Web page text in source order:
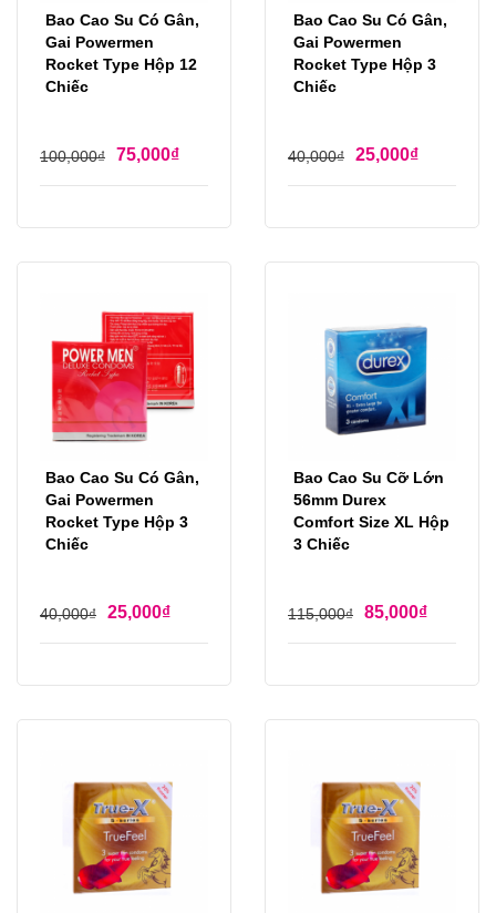
Bao Cao Su Có Gân,
Gai Powermen
Rocket Type Hộp 12
Chiếc
100,000₫ 75,000₫
Bao Cao Su Có Gân,
Gai Powermen
Rocket Type Hộp 3
Chiếc
40,000₫ 25,000₫
Bao Cao Su Có Gân,
Gai Powermen
Rocket Type Hộp 3
Chiếc
40,000₫ 25,000₫
Bao Cao Su Cỡ Lớn
56mm Durex
Comfort Size XL Hộp
3 Chiếc
115,000₫ 85,000₫